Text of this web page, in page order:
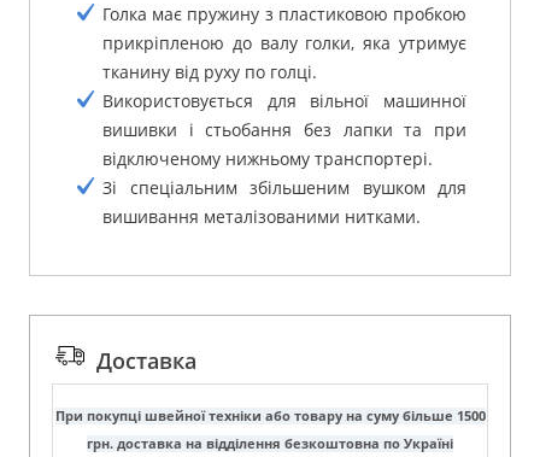
Голка має пружину з пластиковою пробкою
прикріпленою до валу голки, яка утримує
тканину від руху по голці.
Використовується для вільної машинної
вишивки і стьобання без лапки та при
відключеному нижньому транспортері.
Зі спеціальним збільшеним вушком для
вишивання металізованими нитками.
Доставка
При покупці швейної техніки або товару на суму більше 1500
грн. доставка на відділення безкоштовна по Україні